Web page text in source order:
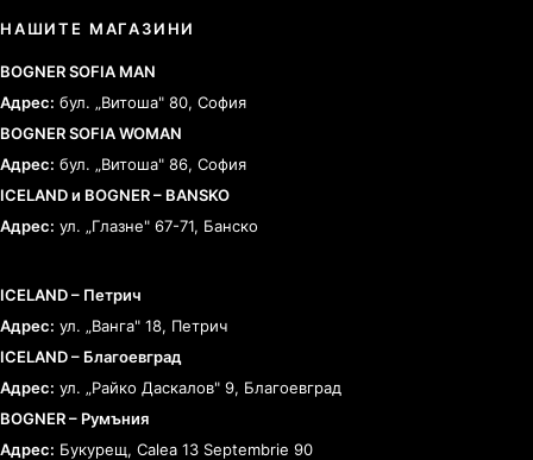
НАШИТЕ МАГАЗИНИ
BOGNER SOFIA MAN
Адрес: бул. „Витоша" 80, София
BOGNER SOFIA WOMAN
Адрес: бул. „Витоша" 86, София
ICELAND и BOGNER – BANSKO
Адрес: ул. „Глазне" 67-71, Банско
ICELAND – Петрич
Адрес: ул. „Ванга" 18, Петрич
ICELAND – Благоевград
Адрес: ул. „Райко Даскалов" 9, Благоевград
BOGNER – Румъния
Адрес: Букурещ, Calea 13 Septembrie 90